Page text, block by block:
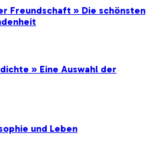
Freundschaft » Die schönsten
» Eine Auswahl der
und Leben